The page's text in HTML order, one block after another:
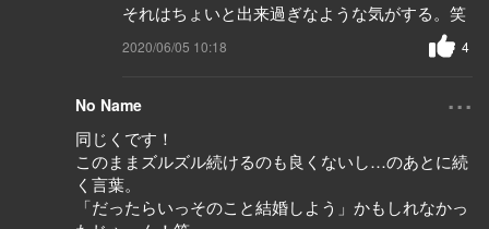
それはちょいと出来過ぎなような気がする。笑
2020/06/05 10:18 4
No Name ...
同じくです！
このままズルズル続けるのも良くないし…のあとに続
く言葉。
「だったらいっそのこと結婚しよう」かもしれなかっ